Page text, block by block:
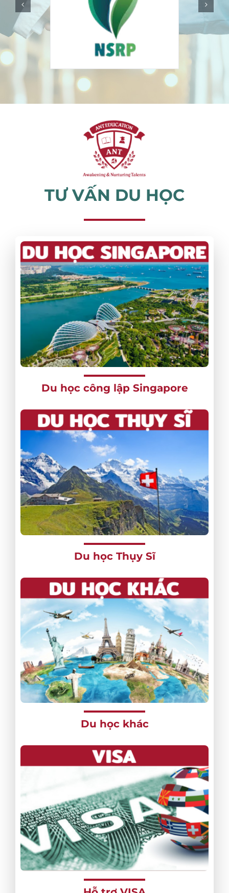
Sự kiện
Tin tức
TƯ VẤN DU HỌC
Du học công lập Singapore
Du học Thụy Sĩ
Du học khác